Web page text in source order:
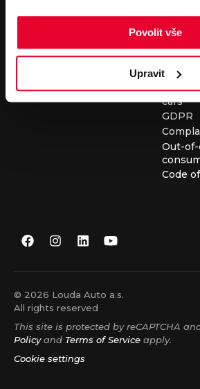
Povolit vše
Upravit
orders
cars
GDPR
Out-
Code
© 2026 Louda Auto a.s.
All rights reserved
This site is protected by reCAPTCHA
Policyand Terms of Service apply.
Cookie settings